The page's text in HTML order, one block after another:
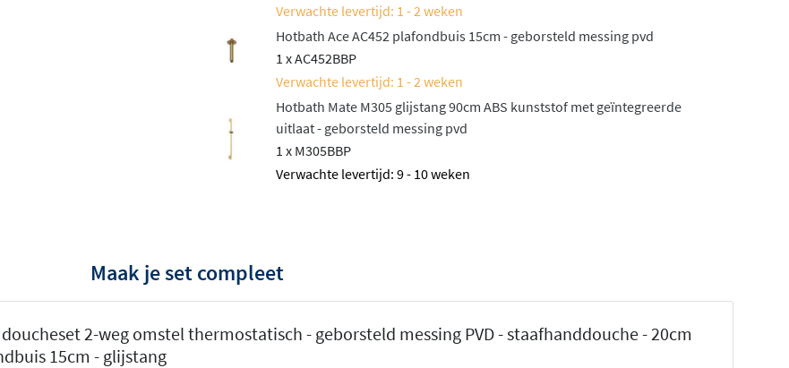
in een variant met
Verwachte levertijd: 1 - 2 weken
Hotbath Ace AC452 plafondbuis 15cm - geborsteld messing pvd
1 x AC452BBP
Verwachte levertijd: 1 - 2 weken
Hotbath Mate M305 glijstang 90cm ABS kunststof met geïntegreerde
uitlaat - geborsteld messing pvd
1 x M305BBP
Verwachte levertijd: 9 - 10 weken
Maak je set compleet
2-weg omstel thermostatisch - geborsteld messing PVD - staafhanddouche - 20cm
15cm - glijstang